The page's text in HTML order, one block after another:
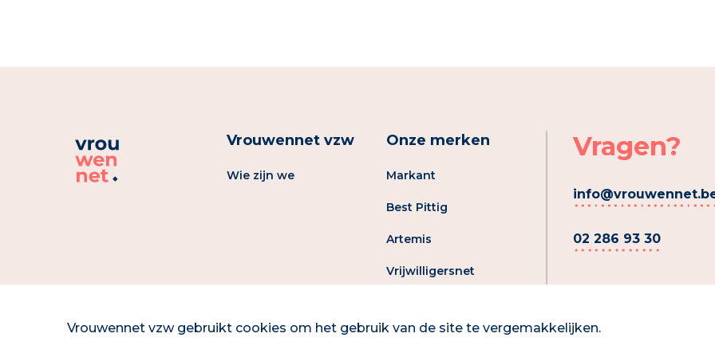
Vrouwennet vzw gebruikt cookies om het gebruik van de site te vergemakkelijken.
Vrouwennet vzw
Wie zijn we
Onze merken
Markant
Best Pittig
Artemis
Vrijwilligersnet
Vragen?
02 286 93 30